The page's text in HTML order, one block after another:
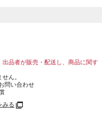
品者が販売・配送し、商品に関す
ん。
問い合わせ
みる